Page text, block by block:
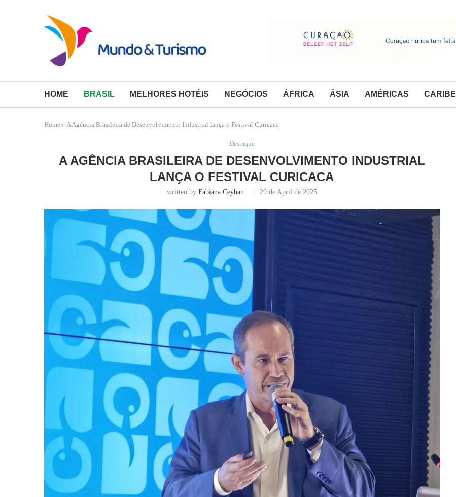
HOME BRASIL MELHORES HOTÉIS NEGÓCIOS ÁFRICA ÁSIA AMÉRICAS CARIBE
Home » A Agência Brasileira de Desenvolvimento Industrial lança o Festival Curicaca
Destaque
A AGÊNCIA BRASILEIRA DE DESENVOLVIMENTO INDUSTRIAL
LANÇA O FESTIVAL CURICACA
written by Fabiana Ceyhan 29 de April de 2025